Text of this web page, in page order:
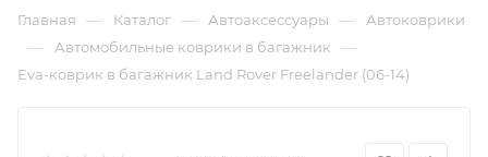
Главная — Каталог — Автоаксессуары — Автоковрики
— Автомобильные коврики в багажник —
Eva-коврик в багажник Land Rover Freelander (06-14)